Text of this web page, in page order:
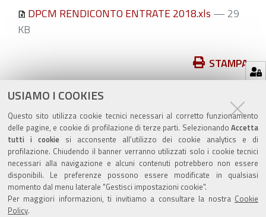
USIAMO I COOKIES
Questo sito utilizza cookie tecnici necessari al corretto funzionamento
delle pagine, e cookie di profilazione di terze parti. Selezionando Accetta
tutti i cookiesi acconsente all’utilizzo dei cookie analytics e di
profilazione. Chiudendo il banner verranno utilizzati solo i cookie tecnici
necessari alla navigazione e alcuni contenuti potrebbero non essere
disponibili. Le preferenze possono essere modificate in qualsiasi
momento dal menu laterale "Gestisci impostazioni cookie".
Per maggiori informazioni, ti invitiamo a consultare la nostra Cookie
Policy.
DPCM RENDICONTO ENTRATE 2018.xls — 29
KB
sul
documento
STAMPA
ultima modifica
Valuta questo sito